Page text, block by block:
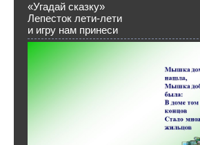
«Угадай сказку»
Лепесток лети-лети
и игру нам принеси